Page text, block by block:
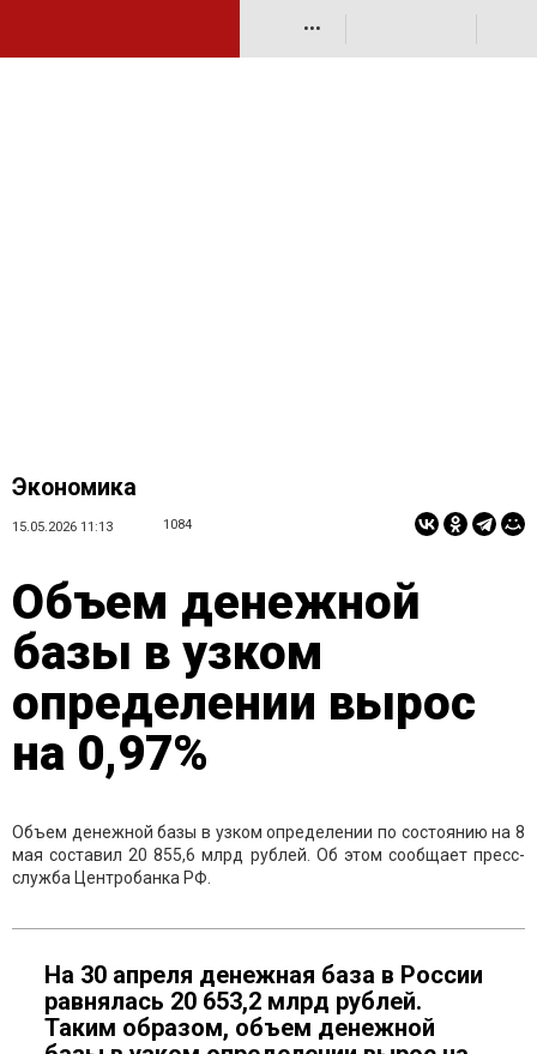
•••
Экономика
15.05.2026 11:13 1084
Объем денежной
базы в узком
определении вырос
на 0,97%
Объем денежной базы в узком определении по состоянию на 8
мая составил 20 855,6 млрд рублей. Об этом сообщает пресс-
служба Центробанка РФ.
На 30 апреля денежная база в России
равнялась 20 653,2 млрд рублей.
Таким образом, объем денежной